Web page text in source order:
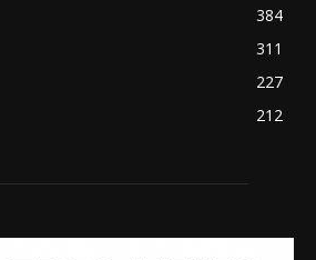
384
311
227
212